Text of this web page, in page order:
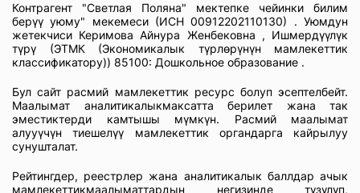
Контрагент "Светлая Поляна" мектепке чейинки билим
берүү уюму" мекемеси (ИСН 00912202110130) . Уюмдун
жетекчиси Керимова Айнура Женбековна , Ишмердүүлүк
түрү (ЭТМК (Экономикалык түрлөрүнүн мамлекеттик
классификатору)) 85100: Дошкольное образование .
Бул сайт расмий мамлекеттик ресурс болуп эсептелбейт.
Маалымат аналитикалыкмаксатта берилет жана так
эместиктерди камтышы мүмкүн. Расмий маалымат
алууүчүн тиешелүү мамлекеттик органдарга кайрылуу
сунушталат.
Рейтингдер, реестрлер жана аналитикалык баллдар ачык
мамлекеттикмаалыматтардын негизинде түзүлүп,